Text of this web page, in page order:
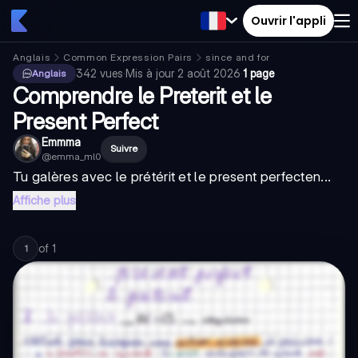
Ouvrir l'appli
Anglais Common Expression Pairs
since and for
Anglais
342 vues·Mis à jour 2 août 2026·1 page
Comprendre le Preterit et le
Present Perfect
Emmma
@emma_ml0
Suivre
Tu galères avec le prétérit et lepresent perfecten...
Affiche plus
1 of 1